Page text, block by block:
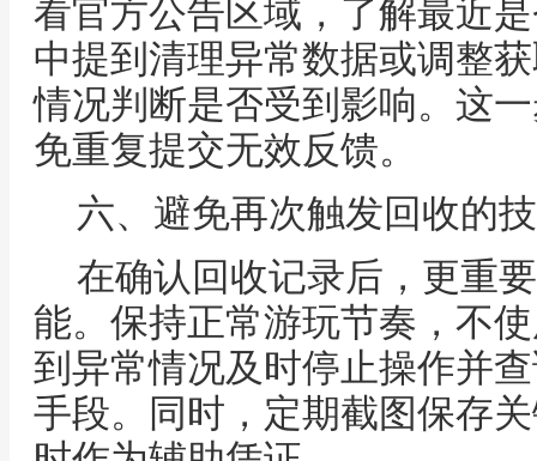
看官方公告区域，了解最近
中提到清理异常数据或调整
情况判断是否受到影响。这
免重复提交无效反馈。
六、避免再次触发回收的
在确认回收记录后，更重
能。保持正常游玩节奏，不
到异常情况及时停止操作并
手段。同时，定期截图保存